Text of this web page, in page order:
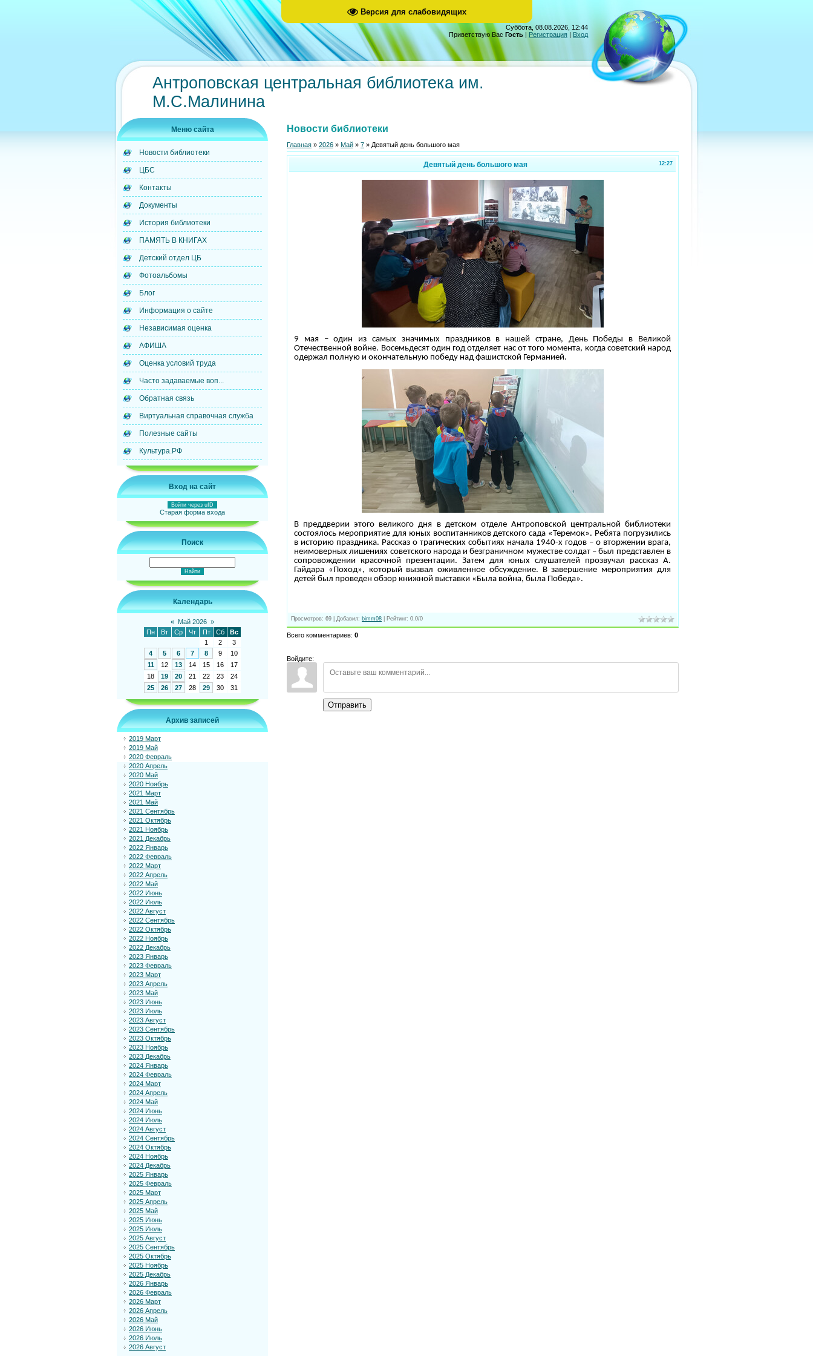
Версия для слабовидящих
Суббота, 08.08.2026, 12:44
Приветствую Вас Гость | Регистрация | Вход
Антроповская центральная библиотека им.
М.С.Малинина
Меню сайта
Новости библиотеки
ЦБС
Контакты
Документы
История библиотеки
ПАМЯТЬ В КНИГАХ
Детский отдел ЦБ
Фотоальбомы
Блог
Информация о сайте
Независимая оценка
АФИША
Оценка условий труда
Часто задаваемые воп...
Обратная связь
Виртуальная справочная служба
Полезные сайты
Культура.РФ
Вход на сайт
Войти через uID
Старая форма входа
Поиск
Календарь
« Май 2026 »
Пн
Вт Ср Чт Пт Сб
Вс
1
2
3
4
5 6 7 8 9
10
11
12 13 14 15 16
17
18
19 20 21 22 23
24
25
26 27 28 29 30 31
Архив записей
2019 Март
2019 Май
2020 Февраль
2020 Апрель
2020 Май
2020 Ноябрь
2021 Март
2021 Май
2021 Сентябрь
2021 Октябрь
2021 Ноябрь
2021 Декабрь
2022 Январь
2022 Февраль
2022 Март
2022 Апрель
2022 Май
2022 Июнь
2022 Июль
2022 Август
2022 Сентябрь
2022 Октябрь
2022 Ноябрь
2022 Декабрь
2023 Январь
2023 Февраль
2023 Март
2023 Апрель
2023 Май
2023 Июнь
2023 Июль
2023 Август
2023 Сентябрь
2023 Октябрь
2023 Ноябрь
2023 Декабрь
2024 Январь
2024 Февраль
2024 Март
2024 Апрель
2024 Май
2024 Июнь
2024 Июль
2024 Август
2024 Сентябрь
2024 Октябрь
2024 Ноябрь
2024 Декабрь
2025 Январь
2025 Февраль
2025 Март
2025 Апрель
2025 Май
2025 Июнь
2025 Июль
2025 Август
2025 Сентябрь
2025 Октябрь
2025 Ноябрь
2025 Декабрь
2026 Январь
2026 Февраль
2026 Март
2026 Апрель
2026 Май
2026 Июнь
2026 Июль
2026 Август
Новости библиотеки
Главная » 2026 » Май » 7 » Девятый день большого мая
12:27
Девятый день большого мая
9 мая – один из самых значимых праздников в нашей стране, День Победы в Великой
Отечественной войне. Восемьдесят один год отделяет нас от того момента, когда советский народ
одержал полную и окончательную победу над фашистской Германией.
В преддверии этого великого дня в детском отделе Антроповской центральной библиотеки
состоялось мероприятие для юных воспитанников детского сада «Теремок». Ребята погрузились
в историю праздника. Рассказ о трагических событиях начала 1940-х годов – о вторжении врага,
неимоверных лишениях советского народа и безграничном мужестве солдат – был представлен в
сопровождении красочной презентации. Затем для юных слушателей прозвучал рассказ А.
Гайдара «Поход», который вызвал оживленное обсуждение. В завершение мероприятия для
детей был проведен обзор книжной выставки «Была война, была Победа».
Просмотров: 69 Добавил: bimm08 Рейтинг: 0.0/0
Всего комментариев: 0
Войдите:
Отправить